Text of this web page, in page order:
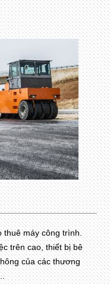
thuê máy công trình.
trên cao, thiết bị bê
của các thương